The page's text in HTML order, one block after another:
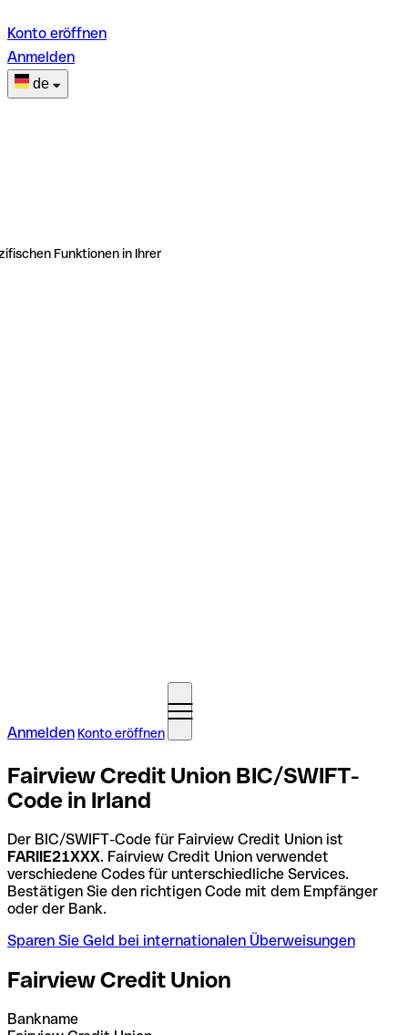
Konto eröffnen
Anmelden
de
Funktionen in Ihrer
Anmelden Konto eröffnen
Fairview Credit Union BIC/SWIFT-
Code in Irland
Der BIC/SWIFT-Code für Fairview Credit Union ist
FARIIE21XXX. Fairview Credit Union verwendet
verschiedene Codes für unterschiedliche Services.
Bestätigen Sie den richtigen Code mit dem Empfänger
oder der Bank.
Sparen Sie Geld bei internationalen Überweisungen
Fairview Credit Union
Bankname